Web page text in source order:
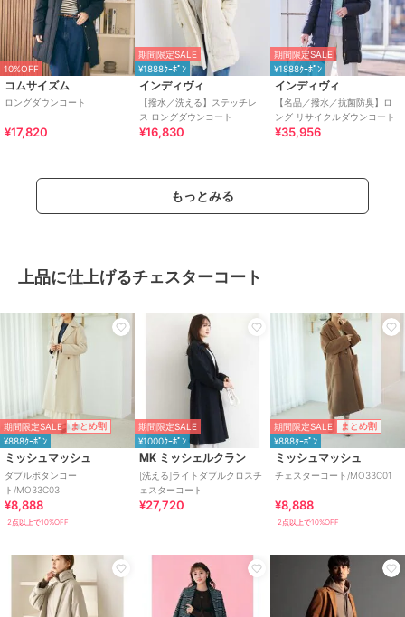
10%OFF
コムサイズム
ロングダウンコート
¥17,820
期間限定SALE
¥1888ｸｰﾎﾟﾝ
インディヴィ
【撥水／洗える】ステッチレ
ス ロングダウンコート
¥16,830
期間限定SALE
¥1888ｸｰﾎﾟﾝ
インディヴィ
【名品／撥水／抗菌防臭】ロ
ング リサイクルダウンコート
¥35,956
もっとみる
上品に仕上げるチェスターコート
期間限定SALE まとめ割
¥888ｸｰﾎﾟﾝ
ミッシュマッシュ
ダブルボタンコー
ト/MO33C03
¥8,888
2点以上で10%OFF
期間限定SALE
¥1000ｸｰﾎﾟﾝ
MK ミッシェルクラン
[洗える]ライトダブルクロスチ
ェスターコート
¥27,720
期間限定SALE まとめ割
¥888ｸｰﾎﾟﾝ
ミッシュマッシュ
チェスターコート/MO33C01
¥8,888
2点以上で10%OFF